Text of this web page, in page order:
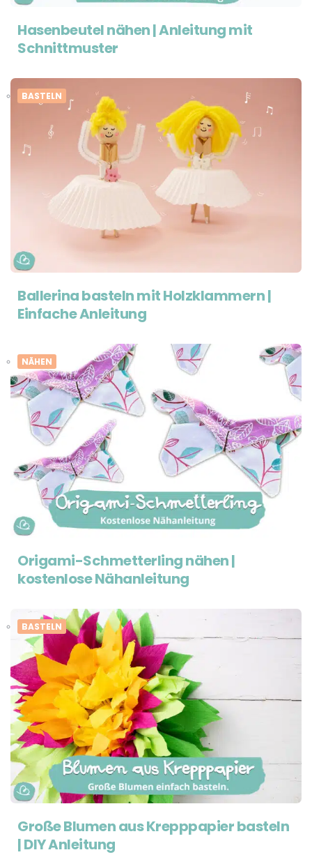
Hasenbeutel nähen | Anleitung mit
Schnittmuster
BASTELN
Ballerina basteln mit Holzklammern |
Einfache Anleitung
NÄHEN
Origami-Schmetterling nähen |
kostenlose Nähanleitung
BASTELN
Große Blumen aus Krepppapier basteln
| DIY Anleitung